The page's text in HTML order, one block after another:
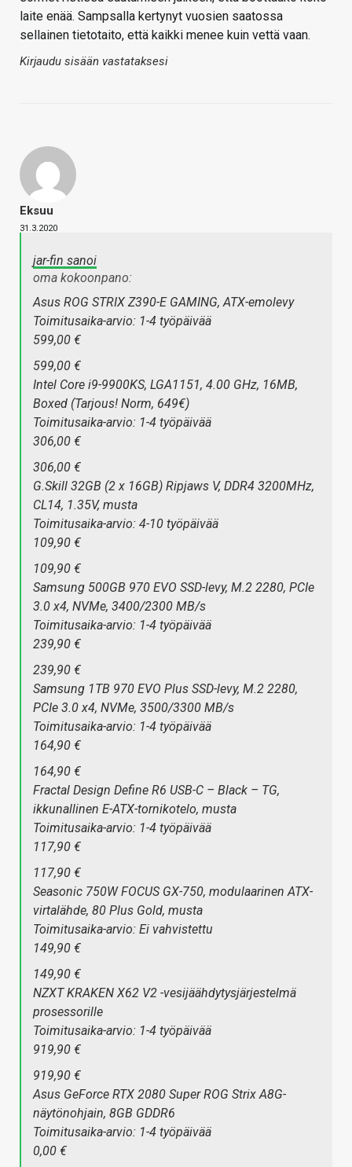
laite enää. Sampsalla kertynyt vuosien saatossa
sellainen tietotaito, että kaikki menee kuin vettä vaan.
Kirjaudu sisään vastataksesi
Eksuu
31.3.2020
jar-fin sanoi
oma kokoonpano:
Asus ROG STRIX Z390-E GAMING, ATX-emolevy
Toimitusaika-arvio: 1-4 työpäivää
599,00 €
599,00 €
Intel Core i9-9900KS, LGA1151, 4.00 GHz, 16MB,
Boxed (Tarjous! Norm, 649€)
Toimitusaika-arvio: 1-4 työpäivää
306,00 €
306,00 €
G.Skill 32GB (2 x 16GB) Ripjaws V, DDR4 3200MHz,
CL14, 1.35V, musta
Toimitusaika-arvio: 4-10 työpäivää
109,90 €
109,90 €
Samsung 500GB 970 EVO SSD-levy, M.2 2280, PCIe
3.0 x4, NVMe, 3400/2300 MB/s
Toimitusaika-arvio: 1-4 työpäivää
239,90 €
239,90 €
Samsung 1TB 970 EVO Plus SSD-levy, M.2 2280,
PCIe 3.0 x4, NVMe, 3500/3300 MB/s
Toimitusaika-arvio: 1-4 työpäivää
164,90 €
164,90 €
Fractal Design Define R6 USB-C – Black – TG,
ikkunallinen E-ATX-tornikotelo, musta
Toimitusaika-arvio: 1-4 työpäivää
117,90 €
117,90 €
Seasonic 750W FOCUS GX-750, modulaarinen ATX-
virtalähde, 80 Plus Gold, musta
Toimitusaika-arvio: Ei vahvistettu
149,90 €
149,90 €
NZXT KRAKEN X62 V2 -vesijäähdytysjärjestelmä
prosessorille
Toimitusaika-arvio: 1-4 työpäivää
919,90 €
919,90 €
Asus GeForce RTX 2080 Super ROG Strix A8G-
näytönohjain, 8GB GDDR6
Toimitusaika-arvio: 1-4 työpäivää
0,00 €